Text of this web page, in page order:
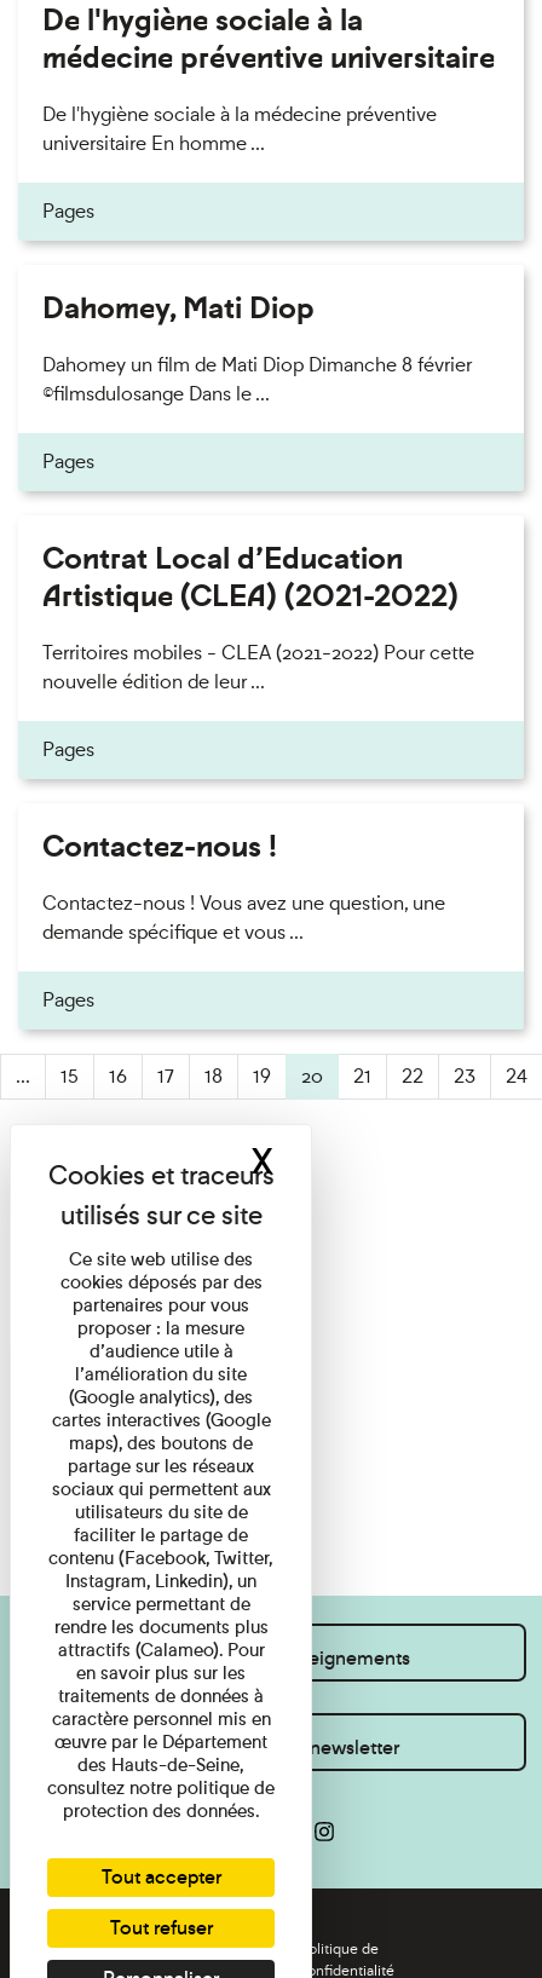
De l'hygiène sociale à la
médecine préventive universitaire
De l'hygiène sociale à la médecine préventive
universitaire En homme ...
Pages
Dahomey, Mati Diop
Dahomey un film de Mati Diop Dimanche 8 février
©filmsdulosange Dans le ...
Pages
Contrat Local d’Education
Artistique (CLEA) (2021-2022)
Territoires mobiles - CLEA (2021-2022) Pour cette
nouvelle édition de leur ...
Pages
Contactez-nous !
Contactez-nous ! Vous avez une question, une
demande spécifique et vous ...
Pages
... 15 16 17 18 19 20 (active)
21 22 23 24
Je souhaite des renseignements
Inscrivez-vous à la newsletter
Règlement de visite
Politique de
confidentialité
Ce site web utilise des
cookies déposés par des
partenaires pour vous
proposer : la mesure
d’audience utile à
l’amélioration du site
(Google analytics), des
cartes interactives (Google
maps), des boutons de
partage sur les réseaux
sociaux qui permettent aux
utilisateurs du site de
faciliter le partage de
contenu (Facebook, Twitter,
Instagram, Linkedin), un
service permettant de
rendre les documents plus
attractifs (Calameo). Pour
en savoir plus sur les
traitements de données à
caractère personnel mis en
œuvre par le Département
des Hauts-de-Seine,
consultez notre politique de
protection des données.
Tout accepter
Tout refuser
XMasquer le